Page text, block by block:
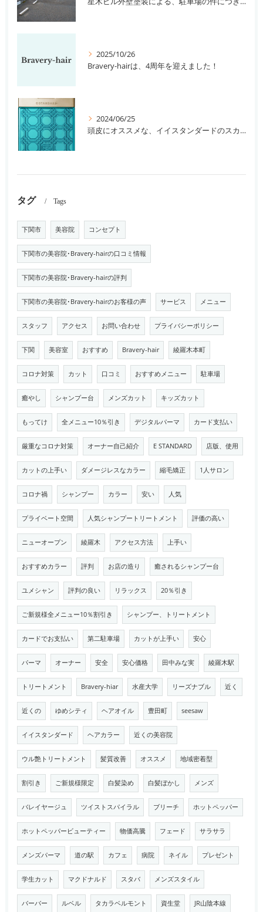
2025/10/26
Bravery-hairは、4周年を迎えました！
2024/06/25
頭皮にオススメな、イイスタンダードのスカルプ系シャンプー＆トリートメントです！
タグ Tags
下関市 美容院 コンセプト
下関市の美容院･Bravery-hairの口コミ情報
下関市の美容院･Bravery-hairの評判
下関市の美容院･Bravery-hairのお客様の声 サービス メニュー
スタッフ アクセス お問い合わせ プライバシーポリシー
下関 美容室 おすすめ Bravery-hair 綾羅木本町
コロナ対策 カット 口コミ おすすめメニュー 駐車場
癒やし シャンプー台 メンズカット キッズカット
もってけ 全メニュー10％引き デジタルパーマ カード支払い
厳重なコロナ対策 オーナー自己紹介 E STANDARD 店版、使用
カットの上手い ダメージレスなカラー 縮毛矯正 1人サロン
コロナ禍 シャンプー カラー 安い 人気
プライベート空間 人気シャンプートリートメント 評価の高い
ニューオープン 綾羅木 アクセス方法 上手い
おすすめカラー 評判 お店の造り 癒されるシャンプー台
ユメシャン 評判の良い リラックス 20％引き
ご新規様全メニュー10％割引き シャンプー、トリートメント
カードでお支払い 第二駐車場 カットが上手い 安心
パーマ オーナー 安全 安心価格 田中みな実 綾羅木駅
トリートメント Bravery-hiar 水産大学 リーズナブル 近く
近くの ゆめシティ ヘアオイル 豊田町 seesaw
イイスタンダード ヘアカラー 近くの美容院
ウル艶トリートメント 髪質改善 オススメ 地域密着型
割引き ご新規様限定 白髪染め 白髪ぼかし メンズ
バレイヤージュ ツイストスパイラル ブリーチ ホットペッパー
ホットペッパービューティー 物価高騰 フェード サラサラ
メンズパーマ 道の駅 カフェ 病院 ネイル プレゼント
学生カット マクドナルド スタバ メンズスタイル
バーバー ルベル タカラベルモント 資生堂 JR山陰本線